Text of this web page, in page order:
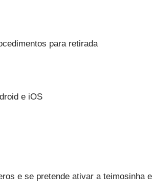
para retirada
e iOS
e se pretende ativar a teimosinha e